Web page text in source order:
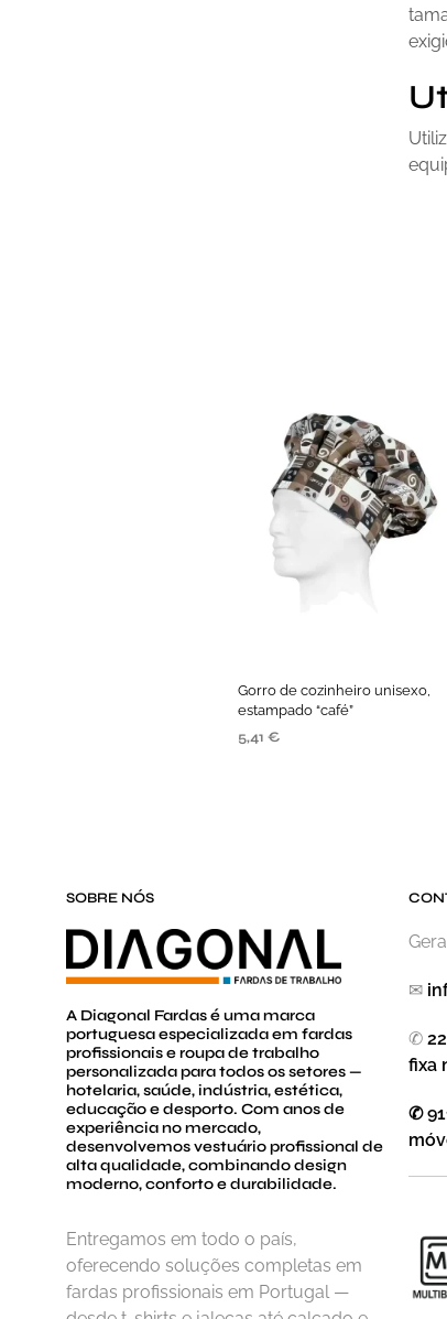
Gorro de cozinheiro unisexo,
estampado “café”
5,41 €
SOBRE NÓS
A Diagonal Fardas é uma marca
portuguesa especializada em fardas
profissionais e roupa de trabalho
personalizada para todos os setores —
hotelaria, saúde, indústria, estética,
educação e desporto. Com anos de
experiência no mercado,
desenvolvemos vestuário profissional de
alta qualidade, combinando design
moderno, conforto e durabilidade.
Entregamos em todo o país,
oferecendo soluções completas em
fardas profissionais em Portugal —
✉
✆
fixa
✆